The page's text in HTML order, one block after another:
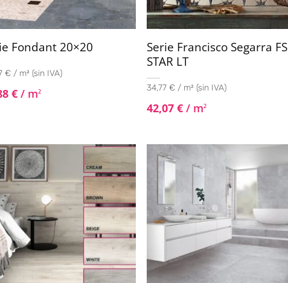
Fondant 20×20
€ / m² (sin IVA)
€ / m2
Serie Francisco Segarra FS
STAR LT
34,77 € / m² (sin IVA)
42,07€ / m2